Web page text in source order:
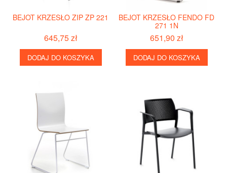
BEJOT KRZESŁO ZIP ZP 221
645,75 zł
DODAJ DO KOSZYKA
BEJOT KRZESŁO FENDO FD
271 1N
651,90 zł
DODAJ DO KOSZYKA